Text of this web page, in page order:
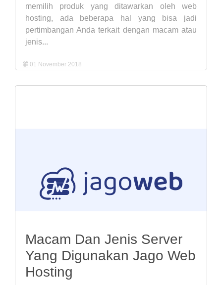
memilih produk yang ditawarkan oleh web
hosting, ada beberapa hal yang bisa jadi
pertimbangan Anda terkait dengan macam atau
jenis...
01 November 2018
Macam Dan Jenis Server
Yang Digunakan Jago Web
Hosting